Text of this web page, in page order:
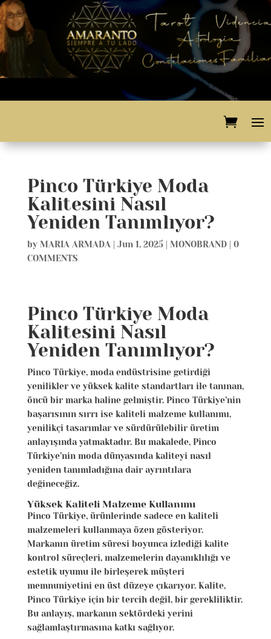
Pinco Türkiye Moda
Kalitesini Nasıl
Yeniden Tanımlıyor?
by MARIA ARMADA Jun 1, 2025| MONOBRAND| 0
COMMENTS
Pinco Türkiye Moda
Kalitesini Nasıl
Yeniden Tanımlıyor?
Pinco Türkiye, moda endüstrisine getirdiği
yenilikler ve yüksek kalite standartları ile tanınan,
öncü bir marka haline gelmiştir. Pinco Türkiye’nin
başarısının sırrı ise kaliteli malzeme kullanımı,
yenilikçi tasarımlar ve sürdürülebilir üretim
anlayışında yatmaktadır. Bu makalede, Pinco
Türkiye’nin moda dünyasında kaliteyi nasıl
yeniden tanımladığına dair ayrıntılara
değineceğiz.
Yüksek Kaliteli Malzeme Kullanımı
Pinco Türkiye, ürünlerinde sadece en kaliteli
malzemeleri kullanmaya özen gösteriyor.
Markanın üretim süresi boyunca izlediği kalite
kontrol süreçleri, malzemelerin dayanıklılığı ve
estetik uyumu ile birleşerek müşteri
memnuniyetini en üst düzeye çıkarıyor. Kalite,
Pinco Türkiye için bir tercih değil, bir gerekliliktir.
Bu anlayış, markanın sektördeki yerini
sağlamlaştırmasına katkı sağlıyor.